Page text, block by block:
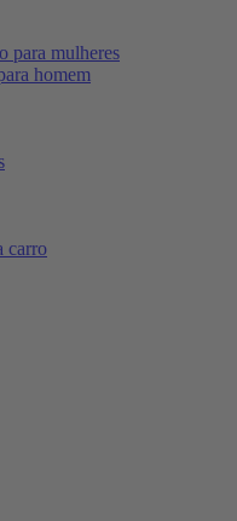
para mulheres
homem
carro